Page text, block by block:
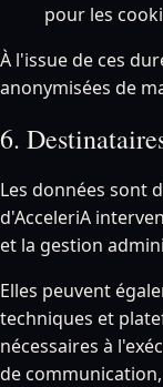
pour les
À l'issue de ces
anonymisées de
6.
Les données sont
d'AcceleriA
et la gestion
Elles peuvent
techniques et
nécessaires à
de